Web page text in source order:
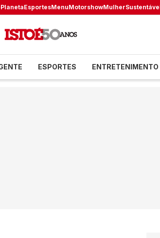
PlanetaEsportesMenuMotorshowMulher
ESPORTES ENTRETENIMENTO